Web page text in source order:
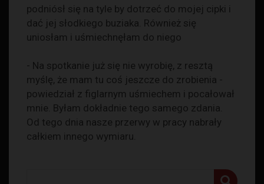
podniósł się na tyle by dotrzeć do mojej cipki i
dać jej słodkiego buziaka. Również się
uniosłam i uśmiechnęłam do niego
- Na spotkanie już się nie wyrobię, z resztą
myślę, że mam tu coś jeszcze do zrobienia -
powiedział z figlarnym uśmiechem i pocałował
mnie. Byłam dokładnie tego samego zdania.
Od tego dnia nasze przerwy w pracy nabrały
całkiem innego wymiaru.